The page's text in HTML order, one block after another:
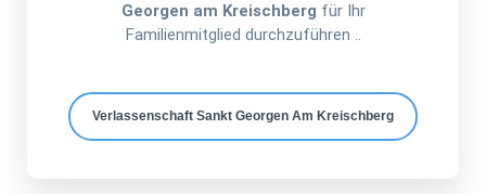
Georgen am Kreischberg für Ihr
Familienmitglied durchzuführen ..
Verlassenschaft Sankt Georgen Am Kreischberg